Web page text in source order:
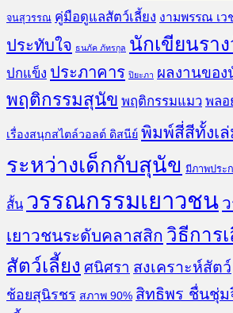
จนสุวรรณ คู่มือดูแลสัตว์เลี้ยง งามพรรณ เว
ประทับใจ ธนภัค ภัทรกุล นักเขียนรา
ปกแข็ง ประภาคาร ปิยะภา ผลงานของ
พฤติกรรมสุนัข พฤติกรรมแมว พลอ
เรื่องสนุกสไตล์วอลต์ ดิสนีย์ พิมพ์สี่สีทั้งเล่
ระหว่างเด็กกับสุนัข มีภาพประ
สั้น วรรณกรรมเยาวชน
เยาวชนระดับคลาสสิก วิธีการ
สัตว์เลี้ยง ศนิศรา สงเคราะห์สัตว์
ช้อยสุนิรชร สภาพ 90% สิทธิพร ชื่นชุ่ม